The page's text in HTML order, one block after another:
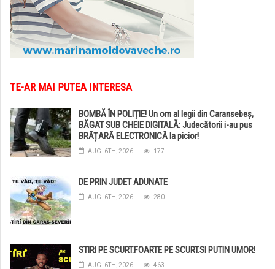
TE-AR MAI PUTEA INTERESA
BOMBĂ ÎN POLIȚIE! Un om al legii din Caransebeș,
BĂGAT SUB CHEIE DIGITALĂ: Judecătorii i-au pus
BRĂȚARĂ ELECTRONICĂ la picior!
AUG. 6TH, 2026 177
DE PRIN JUDET ADUNATE
AUG. 6TH, 2026 280
STIRI PE SCURT.FOARTE PE SCURT.SI PUTIN UMOR!
AUG. 6TH, 2026 463